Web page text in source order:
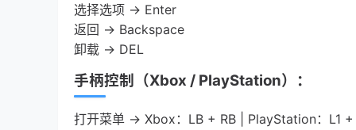
选择选项 → Enter
返回 → Backspace
卸载 → DEL
手柄控制（Xbox / PlayStation）：
打开菜单 → Xbox：LB + RB | PlayStation：L1 +